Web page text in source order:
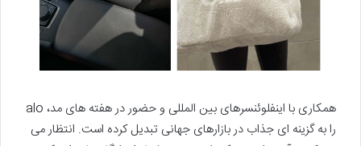
همکاری با اینفلوئنسرهای بین المللی و حضور در هفته های مد، alo
را به گزینه ای جذاب در بازارهای جهانی تبدیل کرده است. انتظار می